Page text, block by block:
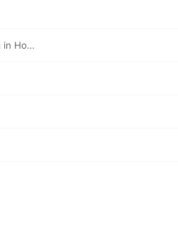
Cash Dog in Hood